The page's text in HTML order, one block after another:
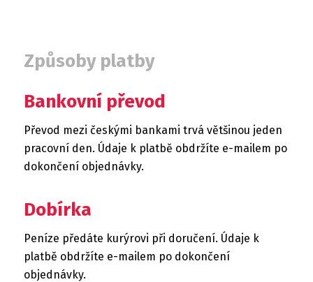
Způsoby platby
Bankovní převod
Převod mezi českými bankami trvá většinou jeden
pracovní den. Údaje k platbě obdržíte e-mailem po
dokončení objednávky.
Dobírka
Peníze předáte kurýrovi při doručení. Údaje k
platbě obdržíte e-mailem po dokončení
objednávky.